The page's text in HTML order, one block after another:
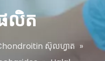
ផលិត
ស៊ុលហ្វាត »